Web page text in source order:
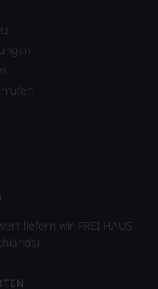
liefern wir FREI HAUS